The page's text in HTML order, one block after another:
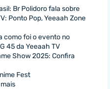
Br Polidoro fala sobre
Ponto Pop, Yeeaah Zone
como foi o evento no
45 da Yeeaah TV
Show 2025: Confira
Fest